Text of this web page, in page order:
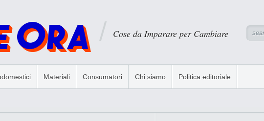
Cose da Imparare per Cambiare
Materiali Consumatori Chi siamo Politica editoriale